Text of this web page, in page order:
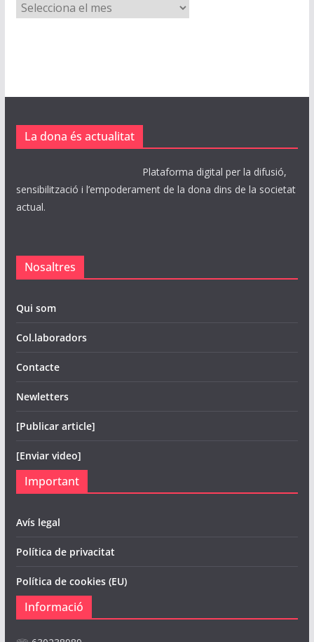
La dona és actualitat
Plataforma digital per la difusió,
sensibilització i l’empoderament de la dona dins de la societat
actual.
Nosaltres
Qui som
Col.laboradors
Contacte
Newletters
[Publicar article]
[Enviar video]
Important
Avís legal
Política de privacitat
Política de cookies (EU)
Informació